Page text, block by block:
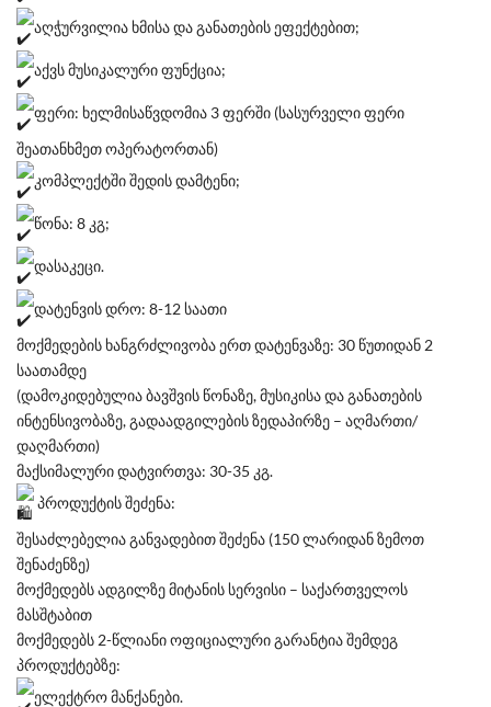
აღჭურვილია ხმისა და განათების ეფექტებით;
აქვს მუსიკალური ფუნქცია;
ფერი: ხელმისაწვდომია 3 ფერში (სასურველი ფერი
შეათანხმეთ ოპერატორთან)
კომპლექტში შედის დამტენი;
წონა: 8 კგ;
დასაკეცი.
დატენვის დრო: 8-12 საათი
მოქმედების ხანგრძლივობა ერთ დატენვაზე: 30 წუთიდან 2
საათამდე
(დამოკიდებულია ბავშვის წონაზე, მუსიკისა და განათების
ინტენსივობაზე, გადაადგილების ზედაპირზე – აღმართი/
დაღმართი)
მაქსიმალური დატვირთვა: 30-35 კგ.
პროდუქტის შეძენა:
შესაძლებელია განვადებით შეძენა (150 ლარიდან ზემოთ
შენაძენზე)
მოქმედებს ადგილზე მიტანის სერვისი – საქართველოს
მასშტაბით
მოქმედებს 2-წლიანი ოფიციალური გარანტია შემდეგ
პროდუქტებზე:
ელექტრო მანქანები.